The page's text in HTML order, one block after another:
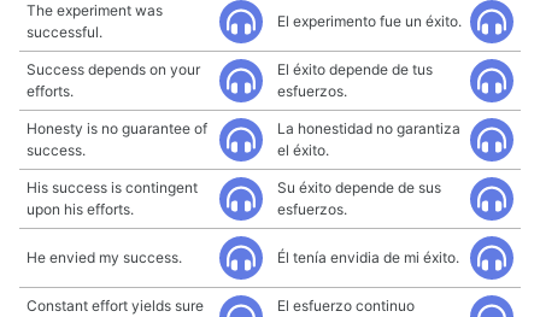
The experiment was
successful.
El experimento fue un éxito.
Success depends on your
efforts.
El éxito depende de tus
esfuerzos.
Honesty is no guarantee of
success.
La honestidad no garantiza
el éxito.
His success is contingent
upon his efforts.
Su éxito depende de sus
esfuerzos.
He envied my success. Él tenía envidia de mi éxito.
Constant effort yields sure
El esfuerzo continuo